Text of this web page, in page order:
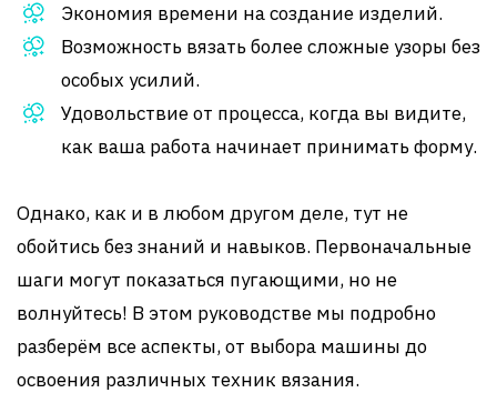
Экономия времени на создание изделий.
Возможность вязать более сложные узоры без
особых усилий.
Удовольствие от процесса, когда вы видите,
как ваша работа начинает принимать форму.
Однако, как и в любом другом деле, тут не
обойтись без знаний и навыков. Первоначальные
шаги могут показаться пугающими, но не
волнуйтесь! В этом руководстве мы подробно
разберём все аспекты, от выбора машины до
освоения различных техник вязания.